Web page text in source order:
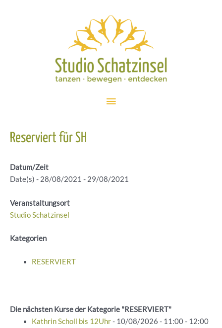
Hauptmenü
Reserviert für SH
Datum/Zeit
Date(s) - 28/08/2021 - 29/08/2021
Veranstaltungsort
Studio Schatzinsel
Kategorien
RESERVIERT
Die nächsten Kurse der Kategorie "RESERVIERT"
Kathrin Scholl bis 12Uhr- 10/08/2026 - 11:00 - 12:00